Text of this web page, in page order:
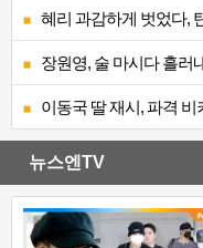
혜리 과감하게 벗었다,
장원영, 술 마시다 흘러
이동국 딸 재시, 파격
뉴스엔TV